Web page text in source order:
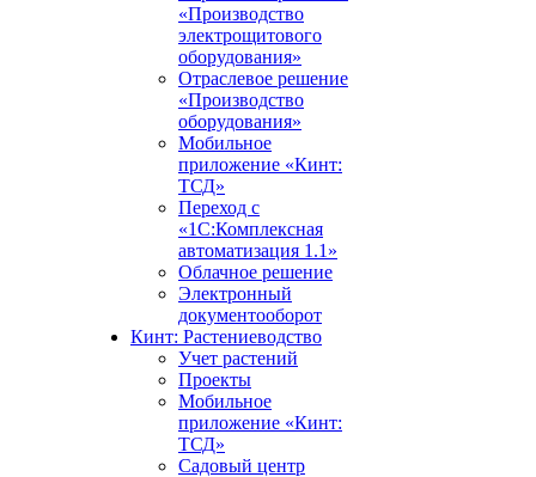
«Производство
электрощитового
оборудования»
Отраслевое решение
«Производство
оборудования»
Мобильное
приложение «Кинт:
ТСД»
Переход с
«1С:Комплексная
автоматизация 1.1»
Облачное решение
Электронный
документооборот
Кинт: Растениеводство
Учет растений
Проекты
Мобильное
приложение «Кинт:
ТСД»
Садовый центр